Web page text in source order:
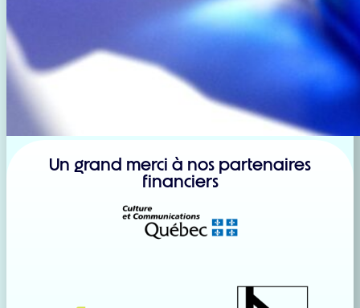
Un grand merci à nos partenaires
financiers